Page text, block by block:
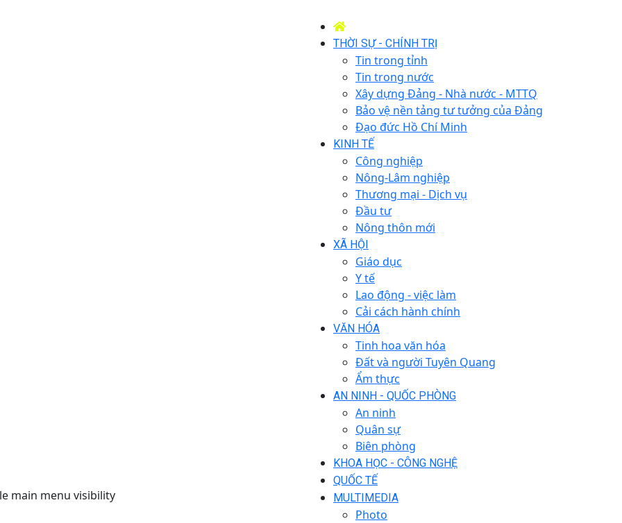
main menu visibility
THỜI SỰ - CHÍNH TRỊ
Tin trong tỉnh
Tin trong nước
Xây dựng Đảng - Nhà nước - MTTQ
Bảo vệ nền tảng tư tưởng của Đảng
Đạo đức Hồ Chí Minh
KINH TẾ
Công nghiệp
Nông-Lâm nghiệp
Thương mại - Dịch vụ
Đầu tư
Nông thôn mới
XÃ HỘI
Giáo dục
Y tế
Lao động - việc làm
Cải cách hành chính
VĂN HÓA
Tinh hoa văn hóa
Đất và người Tuyên Quang
Ẩm thực
AN NINH - QUỐC PHÒNG
An ninh
Quân sự
Biên phòng
KHOA HỌC - CÔNG NGHỆ
QUỐC TẾ
MULTIMEDIA
Photo